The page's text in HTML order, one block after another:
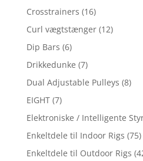
Crosstrainers (16)
Curl vægtstænger (12)
Dip Bars (6)
Drikkedunke (7)
Dual Adjustable Pulleys (8)
EIGHT (7)
Elektroniske / Intelligente
Enkeltdele til Indoor Rigs (75)
Enkeltdele til Outdoor Rigs